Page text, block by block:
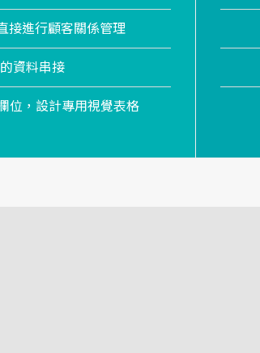
接進行顧客關係管理
資料串接
位，設計專用視覺表格